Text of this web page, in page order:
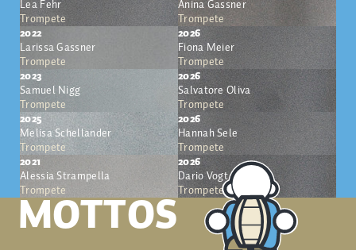
Lea Fehr
Trompete
Anina Gassner
Trompete
2022
Larissa Gassner
Trompete
2026
Fiona Meier
Trompete
2023
Samuel Nigg
Trompete
2026
Salvatore Oliva
Trompete
2025
Melisa Schellander
Trompete
2026
Hannah Sele
Trompete
2021
Alessia Strampella
Trompete
2026
Dario Vogt
Trompete
MOTTOS